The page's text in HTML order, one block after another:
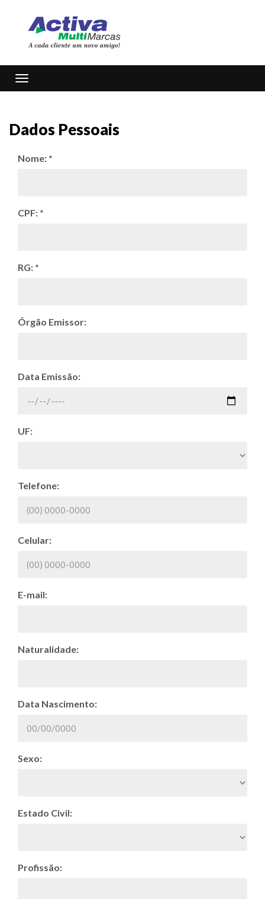
Toggle navigation
Dados Pessoais
Nome: *
CPF: *
RG: *
Órgão Emissor:
Data Emissão:
UF:
Telefone:
Celular:
E-mail:
Naturalidade:
Data Nascimento:
Sexo:
Estado Civil:
Profissão: